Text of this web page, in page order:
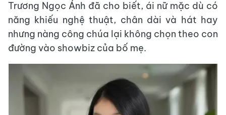
Trương Ngọc Ánh đã cho biết, ái nữ mặc dù có
năng khiếu nghệ thuật, chân dài và hát hay
nhưng nàng công chúa lại không chọn theo con
đường vào showbiz của bố mẹ.